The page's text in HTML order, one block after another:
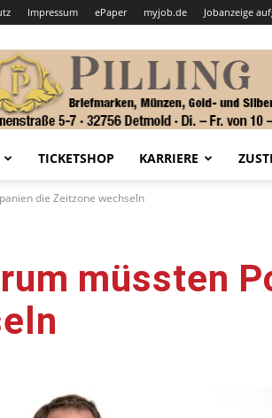
Impressum ePaper myjob.de Jobanzeige
TICKETSHOP KARRIERE
die Zeitzone wechseln
müssten